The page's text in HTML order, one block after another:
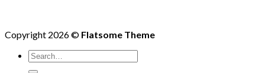
Copyright 2026 © Flatsome Theme
Search
for: